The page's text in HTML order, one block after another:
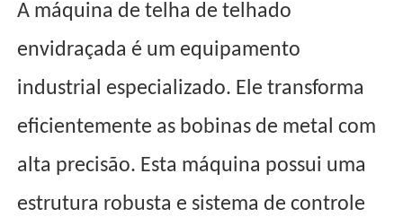
A máquina de telha de telhado
envidraçada é um equipamento
industrial especializado. Ele transforma
eficientemente as bobinas de metal com
alta precisão. Esta máquina possui uma
estrutura robusta e sistema de controle